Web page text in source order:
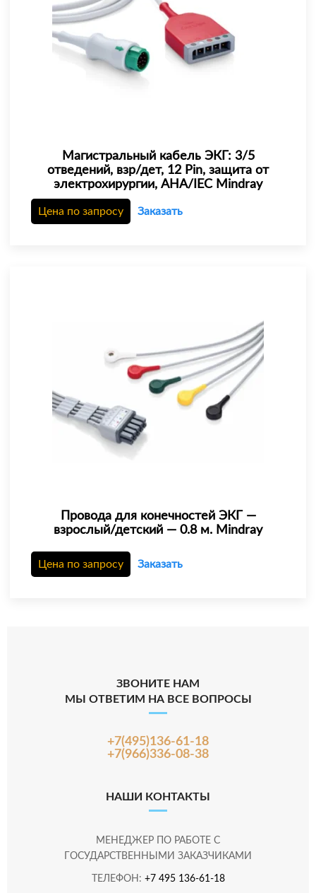
Магистральный кабель ЭКГ: 3/5
отведений, взр/дет, 12 Pin, защита от
электрохирургии, AHA/IEC Mindray
Цена по запросу Заказать
Провода для конечностей ЭКГ —
взрослый/детский — 0.8 м. Mindray
Цена по запросу Заказать
ЗВОНИТЕ НАМ
МЫ ОТВЕТИМ НА ВСЕ ВОПРОСЫ
+7(495)136-61-18
+7(966)336-08-38
НАШИ КОНТАКТЫ
МЕНЕДЖЕР ПО РАБОТЕ С
ГОСУДАРСТВЕННЫМИ ЗАКАЗЧИКАМИ
ТЕЛЕФОН: +7 495 136-61-18